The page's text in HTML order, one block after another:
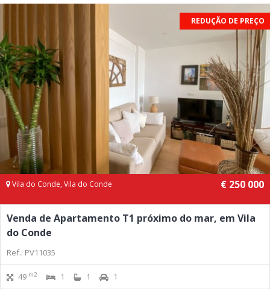
REDUÇÃO DE PREÇO
Vila do Conde, Vila do Conde € 250 000
Venda de Apartamento T1 próximo do mar, em Vila
do Conde
Ref.: PV11035
49 m2 1 1 1